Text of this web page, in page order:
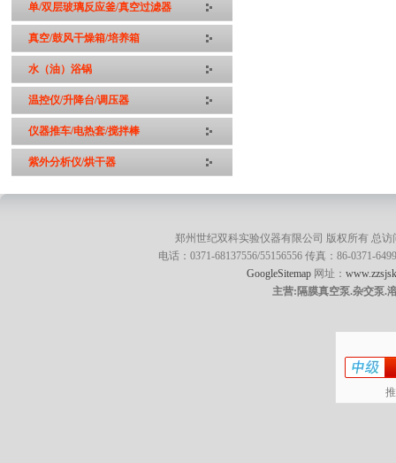
单/双层玻璃反应釜/真空过滤器
真空/鼓风干燥箱/培养箱
水（油）浴锅
温控仪/升降台/调压器
仪器推车/电热套/搅拌棒
紫外分析仪/烘干器
郑州世纪双科实验仪器有限公司 版权所有 总访
电话：0371-68137556/55156556 传真：86-0371-
GoogleSitemap 网址：
主营:隔膜真空泵.杂交泵.